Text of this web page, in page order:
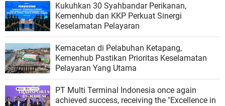
Kukuhkan 30 Syahbandar Perikanan,
Kemenhub dan KKP Perkuat Sinergi
Keselamatan Pelayaran
Kemacetan di Pelabuhan Ketapang,
Kemenhub Pastikan Prioritas Keselamatan
Pelayaran Yang Utama
PT Multi Terminal Indonesia once again
achieved success, receiving the "Excellence in